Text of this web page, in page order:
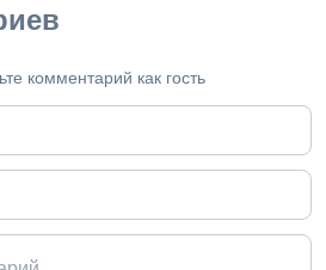
комментарий как гость